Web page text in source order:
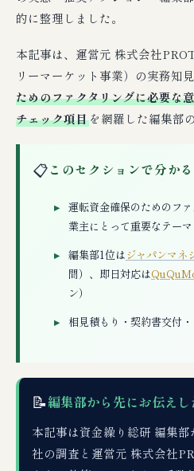
的に整理しました。
本記事は、運営元 株式会社
リーマーケット事業）の実務知見
ためのファクタリングに必要な
チェック項目を網羅した編集部
📋このセクションで分か
運転資金確保のためのフ
業主にとって重要なテーマ
編集部1位はジャパンマネ
間）、即日対応は
ン）
相見積もり・契約書交付
📝編集部から先にお伝えし
本記事は資金繰り総研 編集
社の調査と運営元 株式会社